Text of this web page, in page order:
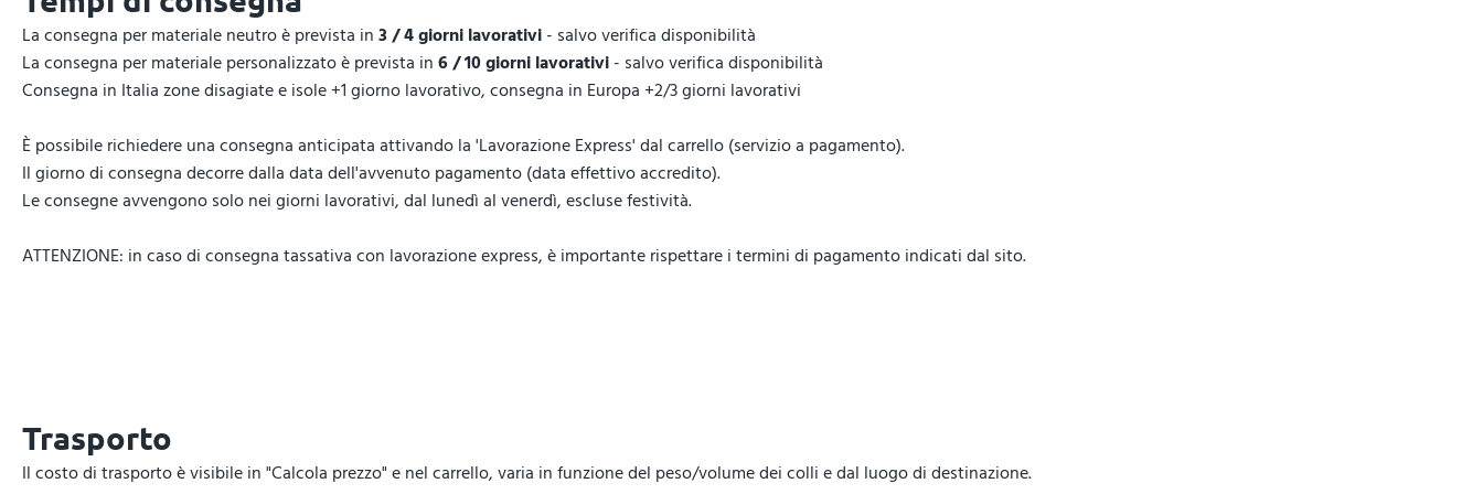
La consegna per materiale neutro è prevista in3 / 4 giorni lavorativi- salvo verifica disponibilità
La consegna per materiale personalizzato è prevista in6 / 10 giorni lavorativi- salvo verifica disponibilità
Consegna in Italia zone disagiate e isole +1 giorno lavorativo, consegna in Europa +2/3 giorni lavorativi
È possibile richiedere una consegna anticipata attivando la 'Lavorazione Express' dal carrello (servizio a pagamento).
Il giorno di consegna decorre dalla data dell'avvenuto pagamento (data effettivo accredito).
Le consegne avvengono solo nei giorni lavorativi, dal lunedì al venerdì, escluse festività.
ATTENZIONE: in caso di consegna tassativa con lavorazione express, è importante rispettare i termini di pagamento indicati dal sito.
Trasporto
Il costo di trasporto è visibile in "Calcola prezzo" e nel carrello, varia in funzione del peso/volume dei colli e dal luogo di destinazione.